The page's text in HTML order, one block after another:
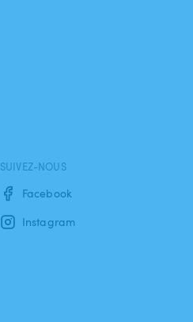
SUIVEZ-NOUS
Facebook
Instagram